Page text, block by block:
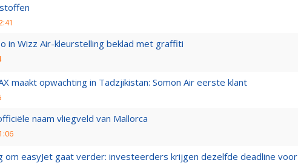
in Wizz Air-kleurstelling beklad met graffiti
maakt opwachting in Tadzjikistan: Somon Air eerste klant
naam vliegveld van Mallorca
om easyJet gaat verder: investeerders krijgen dezelfde deadline voor